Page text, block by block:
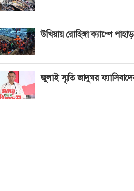
উখিয়ায় রোহিঙ্গা ক্যাম্পে
জুলাই স্মৃতি জাদুঘর